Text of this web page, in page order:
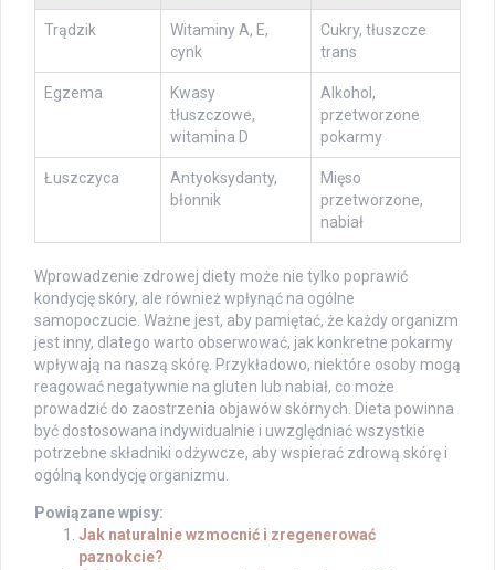
Trądzik
Witaminy A, E,
cynk
Cukry, tłuszcze
trans
Egzema
Kwasy
tłuszczowe,
witamina D
Alkohol,
przetworzone
pokarmy
Łuszczyca
Antyoksydanty,
błonnik
Mięso
przetworzone,
nabiał
Wprowadzenie zdrowej diety może nie tylko poprawić
kondycję skóry, ale również wpłynąć na ogólne
samopoczucie. Ważne jest, aby pamiętać, że każdy organizm
jest inny, dlatego warto obserwować, jak konkretne pokarmy
wpływają na naszą skórę. Przykładowo, niektóre osoby mogą
reagować negatywnie na gluten lub nabiał, co może
prowadzić do zaostrzenia objawów skórnych. Dieta powinna
być dostosowana indywidualnie i uwzględniać wszystkie
potrzebne składniki odżywcze, aby wspierać zdrową skórę i
ogólną kondycję organizmu.
Powiązane wpisy:
Jak naturalnie wzmocnić i zregenerować
paznokcie?